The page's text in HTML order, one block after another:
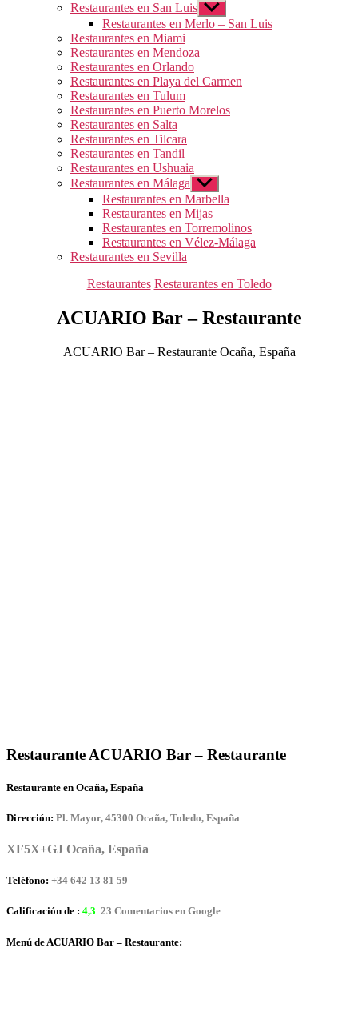
Restaurantes en San Luis Mostrar
el
submenú
Restaurantes en Merlo – San Luis
Restaurantes en Miami
Restaurantes en Mendoza
Restaurantes en Orlando
Restaurantes en Playa del Carmen
Restaurantes en Tulum
Restaurantes en Puerto Morelos
Restaurantes en Salta
Restaurantes en Tilcara
Restaurantes en Tandil
Restaurantes en Ushuaia
Restaurantes en Málaga Mostrar
el
submenú
Restaurantes en Marbella
Restaurantes en Mijas
Restaurantes en Torremolinos
Restaurantes en Vélez-Málaga
Restaurantes en Sevilla
Categorías
Restaurantes Restaurantes en Toledo
ACUARIO Bar – Restaurante
ACUARIO Bar – Restaurante Ocaña, España
Restaurante ACUARIO Bar – Restaurante
Restaurante en Ocaña, España
Dirección: Pl. Mayor, 45300 Ocaña, Toledo, España
XF5X+GJ Ocaña, España
Teléfono: +34 642 13 81 59
Calificación de : 4,3 23 Comentarios en Google
Menú de ACUARIO Bar – Restaurante: